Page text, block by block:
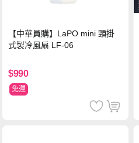
【中華員購】LaPO mini 頸掛
式製冷風扇 LF-06
$990
免運